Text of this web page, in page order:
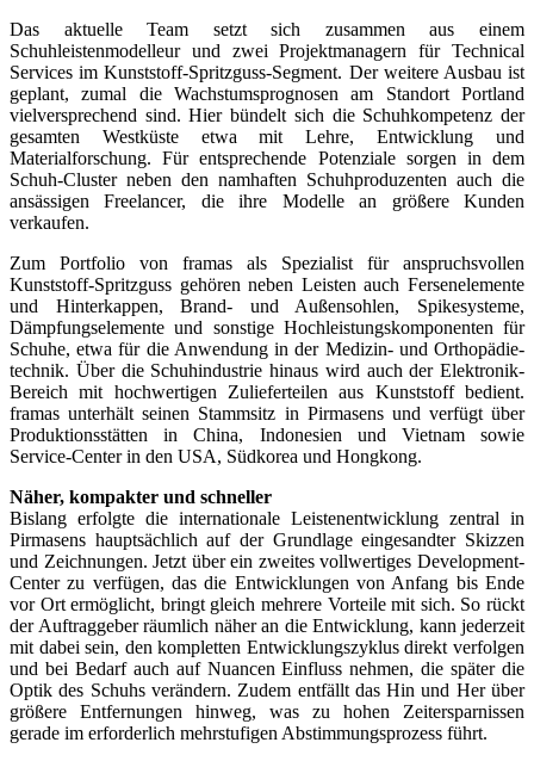
Das aktuelle Team setzt sich zusammen aus einem
Schuhleistenmodelleur und zwei Projektmanagern für Technical
Services im Kunststoff-Spritzguss-Segment. Der weitere Ausbau ist
geplant, zumal die Wachstumsprognosen am Standort Portland
vielversprechend sind. Hier bündelt sich die Schuhkompetenz der
gesamten West­küste etwa mit Lehre, Entwicklung und
Materialforschung. Für entsprechende Potenziale sorgen in dem
Schuh-Cluster neben den namhaften Schuhproduzenten auch die
ansässigen Freelancer, die ihre Modelle an größere Kunden
verkaufen.
Zum Portfolio von framas als Spezialist für anspruchsvollen
Kunststoff-Spritz­guss gehören neben Leisten auch Fersenelemente
und Hinterkappen, Brand- und Außensohlen, Spikesysteme,
Dämpfungselemente und sonstige Hochleistungs­komponenten für
Schuhe, etwa für die Anwendung in der Medizin- und Orthopädie­
technik. Über die Schuhindustrie hinaus wird auch der Elektronik-
Bereich mit hochwertigen Zulieferteilen aus Kunststoff bedient.
framas unterhält seinen Stamm­sitz in Pirmasens und verfügt über
Produktionsstätten in China, Indonesien und Vietnam sowie
Service-Center in den USA, Südkorea und Hongkong.
Näher, kompakter und schneller
Bislang erfolgte die internationale Leistenentwicklung zentral in
Pirmasens haupt­sächlich auf der Grundlage eingesandter Skizzen
und Zeichnungen. Jetzt über ein zweites vollwertiges Development-
Center zu verfügen, das die Entwicklungen von Anfang bis Ende
vor Ort ermöglicht, bringt gleich mehrere Vorteile mit sich. So rückt
der Auftraggeber räumlich näher an die Entwicklung, kann jederzeit
mit dabei sein, den kompletten Entwicklungszyklus direkt verfolgen
und bei Bedarf auch auf Nuancen Einfluss nehmen, die später die
Optik des Schuhs verändern. Zudem entfällt das Hin und Her über
größere Entfernungen hinweg, was zu hohen Zeitersparnissen
gerade im erforderlich mehrstufigen Abstimmungsprozess führt.